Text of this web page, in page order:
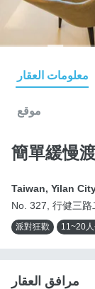
معلومات العقار
موقع
簡單緩慢
Taiwan, Yilan
No. 327, 行健三
派對狂歡 11~20
مرافق العقار